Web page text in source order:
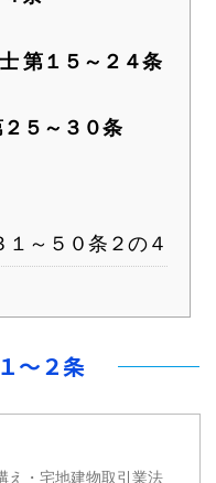
第１５～２４条
５～３０条
～５０条２の４
～２条
え・宅地建物取引業法